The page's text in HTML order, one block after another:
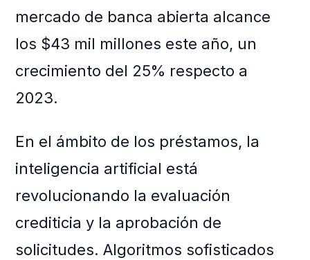
mercado de banca abierta alcance
los $43 mil millones este año, un
crecimiento del 25% respecto a
2023.
En el ámbito de los préstamos, la
inteligencia artificial está
revolucionando la evaluación
crediticia y la aprobación de
solicitudes. Algoritmos sofisticados